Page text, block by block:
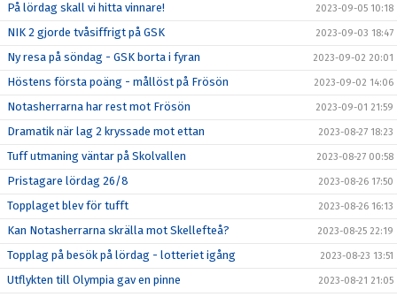
På lördag skall vi hitta vinnare! 2023-09-05 10:18
NIK 2 gjorde tvåsiffrigt på GSK 2023-09-03 18:47
Ny resa på söndag - GSK borta i fyran 2023-09-02 20:01
Höstens första poäng - mållöst på Frösön 2023-09-02 14:06
Notasherrarna har rest mot Frösön 2023-09-01 21:59
Dramatik när lag 2 kryssade mot ettan 2023-08-27 18:23
Tuff utmaning väntar på Skolvallen 2023-08-27 00:58
Pristagare lördag 26/8 2023-08-26 17:50
Topplaget blev för tufft 2023-08-26 16:13
Kan Notasherrarna skrälla mot Skellefteå? 2023-08-25 22:19
Topplag på besök på lördag - lotteriet igång 2023-08-23 13:51
Utflykten till Olympia gav en pinne 2023-08-21 21:05